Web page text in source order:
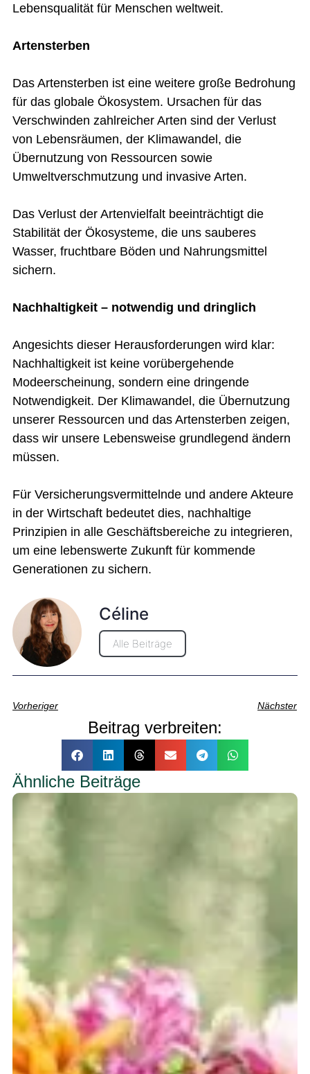
Lebensqualität für Menschen weltweit.
Artensterben
Das Artensterben ist eine weitere große Bedrohung
für das globale Ökosystem. Ursachen für das
Verschwinden zahlreicher Arten sind der Verlust
von Lebensräumen, der Klimawandel, die
Übernutzung von Ressourcen sowie
Umweltverschmutzung und invasive Arten.
Das Verlust der Artenvielfalt beeinträchtigt die
Stabilität der Ökosysteme, die uns sauberes
Wasser, fruchtbare Böden und Nahrungsmittel
sichern.
Nachhaltigkeit – notwendig und dringlich
Angesichts dieser Herausforderungen wird klar:
Nachhaltigkeit ist keine vorübergehende
Modeerscheinung, sondern eine dringende
Notwendigkeit. Der Klimawandel, die Übernutzung
unserer Ressourcen und das Artensterben zeigen,
dass wir unsere Lebensweise grundlegend ändern
müssen.
Für Versicherungsvermittelnde und andere Akteure
in der Wirtschaft bedeutet dies, nachhaltige
Prinzipien in alle Geschäftsbereiche zu integrieren,
um eine lebenswerte Zukunft für kommende
Generationen zu sichern.
Céline
Alle Beiträge
Vorheriger Nächster
Beitrag verbreiten:
Ähnliche Beiträge